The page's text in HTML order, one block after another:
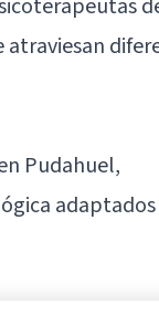
atraviesan
Pudahuel,